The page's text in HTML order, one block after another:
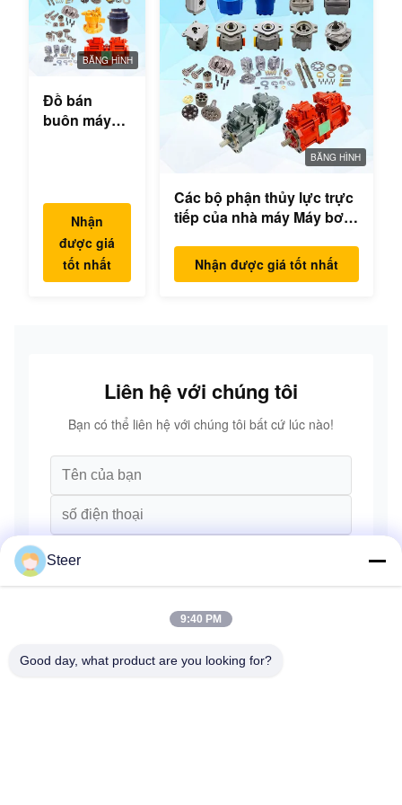
BĂNG HÌNH
Đồ bán
buôn máy
phận động
cơ swing
cho Hyundai
Yanmar
Komatsu
Nhận
được giá
tốt nhất
BĂNG HÌNH
Các bộ phận thủy lực trực
tiếp của nhà máy Máy bơm
Mô hình động cơ
PC/EX/EC/DH/DX/CAAT/SH
Nhận được giá tốt nhất
Liên hệ với chúng tôi
Bạn có thể liên hệ với chúng tôi bất cứ lúc nào!
Steer
9:40 PM
Good day, what product are you looking for?